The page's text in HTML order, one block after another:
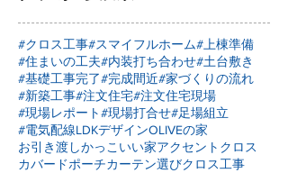
#クロス工事#スマイフルホーム#上棟準備
#住まいの工夫#内装打ち合わせ#土台敷き
#基礎工事完了#完成間近#家づくりの流れ
#新築工事#注文住宅#注文住宅現場
#現場レポート#現場打合せ#足場組立
#電気配線LDKデザインOLIVEの家
お引き渡しかっこいい家アクセントクロス
カバードポーチカーテン選びクロス工事